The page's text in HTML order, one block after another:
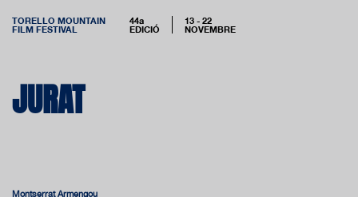
TORELLO MOUNTAIN
FILM FESTIVAL
44a
EDICIÓ
13 - 22
NOVEMBRE
JURAT
Montserrat Armengou